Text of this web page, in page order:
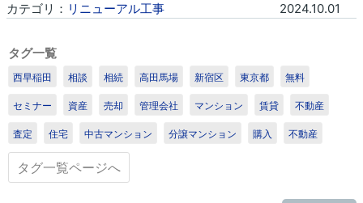
カテゴリ： リニューアル工事 2024.10.01
タグ一覧
西早稲田 相談 相続 高田馬場 新宿区 東京都 無料
セミナー 資産 売却 管理会社 マンション 賃貸 不動産
査定 住宅 中古マンション 分譲マンション 購入 不動産
タグ一覧ページへ